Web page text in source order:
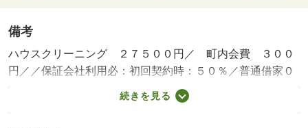
備考
ハウスクリーニング ２７５００円／ 町内会費 ３００
円／／保証会社利用必：初回契約時：５０％／普通借家０
２年／二人入居可／子供可／弊社は札幌市内であればお取
り扱いの出来ない物件はございません。わざわざ何社も足
続きを見る